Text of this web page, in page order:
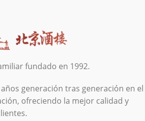
fundado en 1992.
generación tras generación en el
ofreciendo la mejor calidad y